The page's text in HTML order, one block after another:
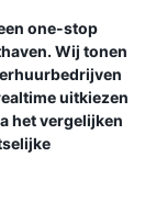
one-stop
. Wij tonen
uitkiezen
het vergelijken